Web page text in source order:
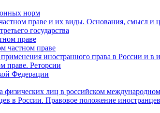
норм
праве и их виды. Основания, смысл и
государства
праве
частном праве
иностранного права в России и в
праве. Реторсии
Федерации
физических лиц в российском
в России. Правовое положение